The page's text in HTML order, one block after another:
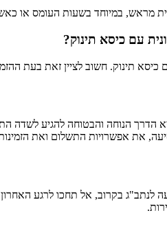
מראש, במיוחד בשעות העומס או
עם כיסא תינוק?
עם כיסא תינוק. חשוב לציין זאת בעת
הדרך הנוחה והבטוחה להגיע לשדה
את אפשרויות התשלום ואת
לנתב"ג בקרוב, אל תחכו לרגע האחרון!